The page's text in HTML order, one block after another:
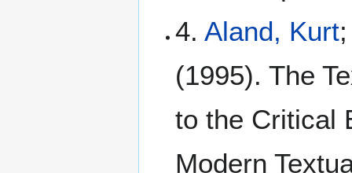
4.Aland, Kurt
(1995). The
to the Critical
Modern